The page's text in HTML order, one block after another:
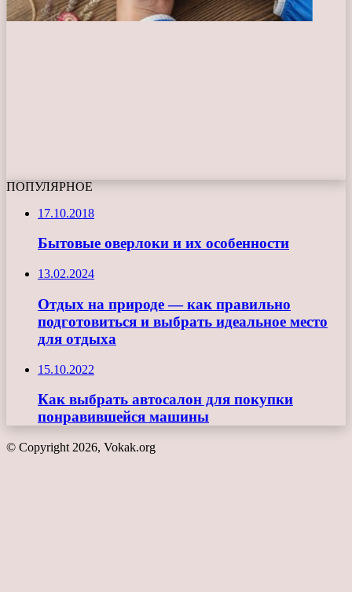
ПОПУЛЯРНОЕ
17.10.2018
Бытовые оверлоки и их особенности
13.02.2024
Отдых на природе — как правильно
подготовиться и выбрать идеальное место
для отдыха
15.10.2022
Как выбрать автосалон для покупки
понравившейся машины
© Copyright 2026, Vokak.org